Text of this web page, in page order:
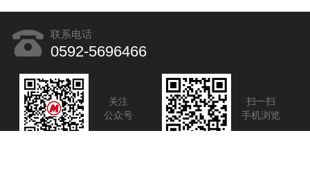
联系电话
0592-5696466
关注
公众号
扫一扫
手机浏览